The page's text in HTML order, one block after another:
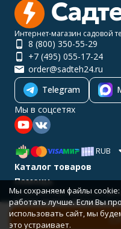
Интернет-магазин садовой
8 (800) 350-55-29
+7 (495) 055-17-24
order@sadteh24.ru
Telegram
Мы в соцсетях
RUB
Каталог товаров
Помощь
Политика персональных
© 2001-2026 САДТЕХ24
Разработано вbodysite.ru
Мы сохраняем файлы cookie:
работать лучше. Если Вы
использовать сайт, мы
это устраивает.